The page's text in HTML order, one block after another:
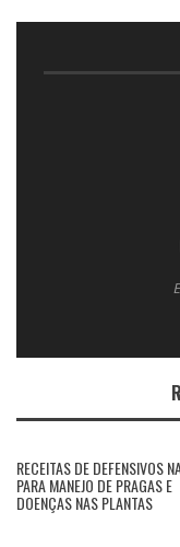
RECEITAS DE DEFENSIVOS
PARA MANEJO DE PRAGAS E
DOENÇAS NAS PLANTAS